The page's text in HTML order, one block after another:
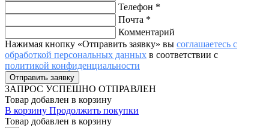
Телефон *
Почта *
Комментарий
Нажимая кнопку «Отправить заявку» вы соглашаетесь с
обработкой персональных данных в соответствии с
политикой конфиденциальности
ЗАПРОС УСПЕШНО ОТПРАВЛЕН
Товар добавлен в корзину
В корзину Продолжить покупки
Товар добавлен в корзину